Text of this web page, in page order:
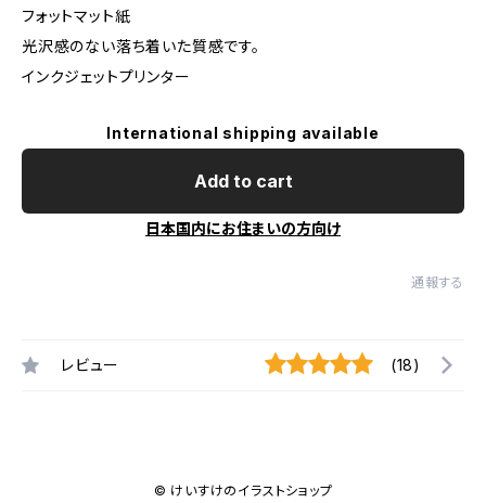
フォットマット紙
光沢感のない落ち着いた質感です。
インクジェットプリンター
International shipping available
Add to cart
日本国内にお住まいの方向け
通報する
レビュー (18)
© けいすけのイラストショップ